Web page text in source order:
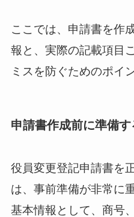
ここでは、申請書を作
報と、実際の記載項目
ミスを防ぐためのポイ
申請書作成前に準備す
役員変更登記申請書を
は、事前準備が非常に
基本情報として、商号